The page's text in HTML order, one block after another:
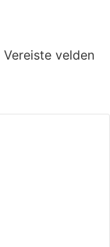
Vereiste velden